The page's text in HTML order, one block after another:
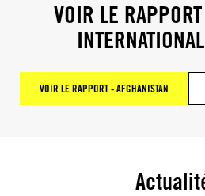
VOIR LE
VOIR LE RAPPORT - AFGHANISTAN